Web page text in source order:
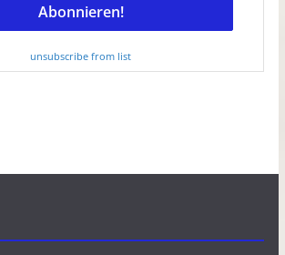
unsubscribe from list